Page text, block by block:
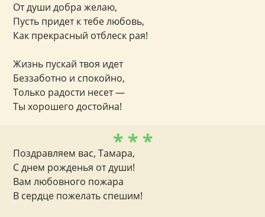
От души добра желаю,
Пусть придет к тебе любовь,
Как прекрасный отблеск рая!
Жизнь пускай твоя идет
Беззаботно и спокойно,
Только радости несет —
Ты хорошего достойна!
* * *
Поздравляем вас, Тамара,
С днем рожденья от души!
Вам любовного пожара
В сердце пожелать спешим!